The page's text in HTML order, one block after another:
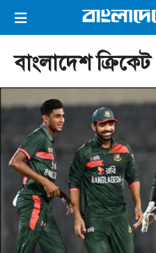
ভিডিও ই-পেপার লগইন
প্রচ্ছদ
সর্বশেষ
সব বিভাগ
আর্কাইভ
কনভার্টার
বাংলাদেশ ক্রিকেট